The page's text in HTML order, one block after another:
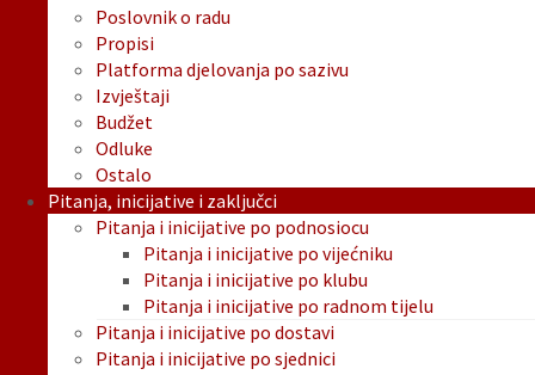
Poslovnik o radu
Propisi
Platforma djelovanja po sazivu
Izvještaji
Budžet
Odluke
Ostalo
Pitanja, inicijative i zaključci
Pitanja i inicijative po podnosiocu
Pitanja i inicijative po vijećniku
Pitanja i inicijative po klubu
Pitanja i inicijative po radnom tijelu
Pitanja i inicijative po dostavi
Pitanja i inicijative po sjednici